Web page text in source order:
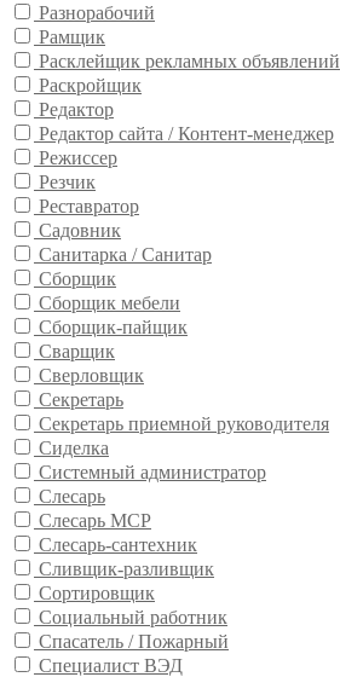
Разнорабочий
Рамщик
Расклейщик рекламных объявлений
Раскройщик
Редактор
Редактор сайта / Контент-менеджер
Режиссер
Резчик
Реставратор
Садовник
Санитарка / Санитар
Сборщик
Сборщик мебели
Сборщик-пайщик
Сварщик
Сверловщик
Секретарь
Секретарь приемной руководителя
Сиделка
Системный администратор
Слесарь
Слесарь МСР
Слесарь-сантехник
Сливщик-разливщик
Сортировщик
Социальный работник
Спасатель / Пожарный
Специалист ВЭД